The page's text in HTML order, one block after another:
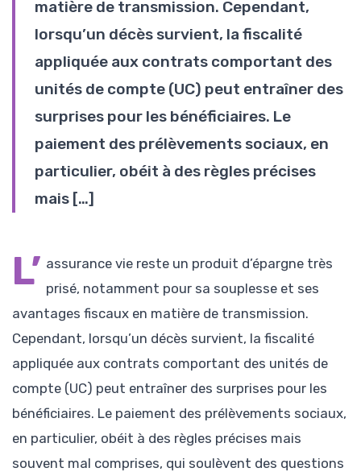
matière de transmission. Cependant,
lorsqu’un décès survient, la fiscalité
appliquée aux contrats comportant des
unités de compte (UC) peut entraîner des
surprises pour les bénéficiaires. Le
paiement des prélèvements sociaux, en
particulier, obéit à des règles précises
mais […]
L’ assurance vie reste un produit d’épargne très
prisé, notamment pour sa souplesse et ses
avantages fiscaux en matière de transmission.
Cependant, lorsqu’un décès survient, la fiscalité
appliquée aux contrats comportant des unités de
compte (UC) peut entraîner des surprises pour les
bénéficiaires. Le paiement des prélèvements sociaux,
en particulier, obéit à des règles précises mais
souvent mal comprises, qui soulèvent des questions